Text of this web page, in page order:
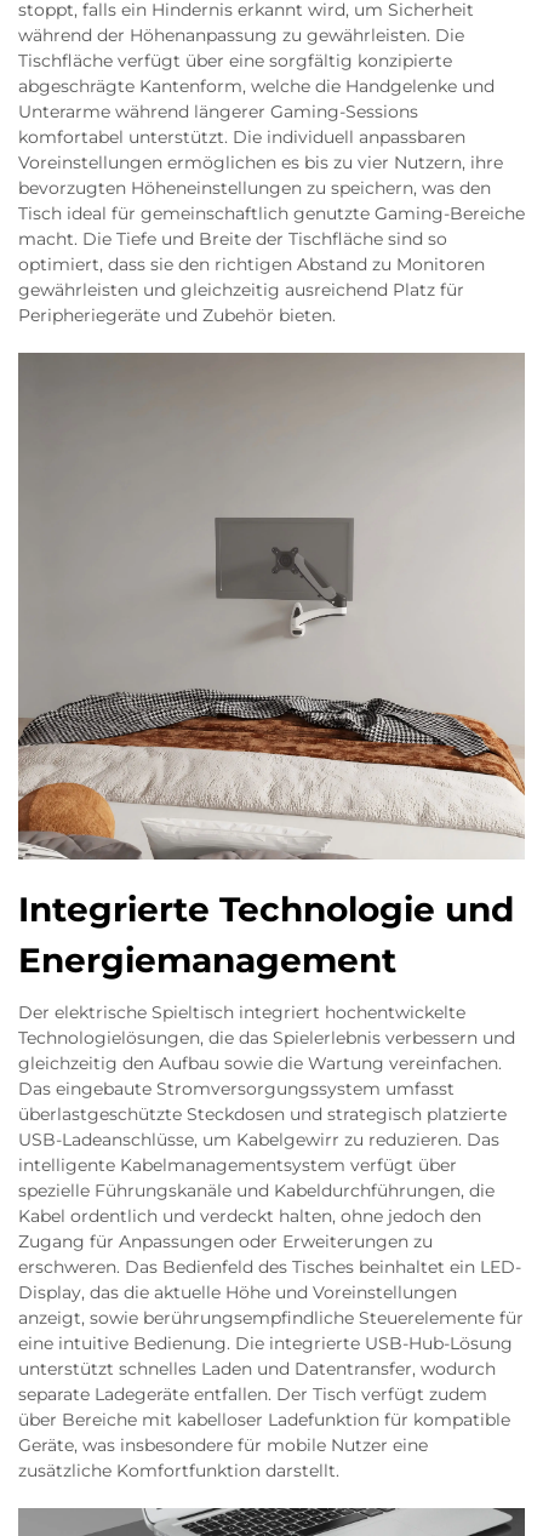
stoppt, falls ein Hindernis erkannt wird, um Sicherheit
während der Höhenanpassung zu gewährleisten. Die
Tischfläche verfügt über eine sorgfältig konzipierte
abgeschrägte Kantenform, welche die Handgelenke und
Unterarme während längerer Gaming-Sessions
komfortabel unterstützt. Die individuell anpassbaren
Voreinstellungen ermöglichen es bis zu vier Nutzern, ihre
bevorzugten Höheneinstellungen zu speichern, was den
Tisch ideal für gemeinschaftlich genutzte Gaming-Bereiche
macht. Die Tiefe und Breite der Tischfläche sind so
optimiert, dass sie den richtigen Abstand zu Monitoren
gewährleisten und gleichzeitig ausreichend Platz für
Peripheriegeräte und Zubehör bieten.
Integrierte Technologie und
Energiemanagement
Der elektrische Spieltisch integriert hochentwickelte
Technologielösungen, die das Spielerlebnis verbessern und
gleichzeitig den Aufbau sowie die Wartung vereinfachen.
Das eingebaute Stromversorgungssystem umfasst
überlastgeschützte Steckdosen und strategisch platzierte
USB-Ladeanschlüsse, um Kabelgewirr zu reduzieren. Das
intelligente Kabelmanagementsystem verfügt über
spezielle Führungskanäle und Kabeldurchführungen, die
Kabel ordentlich und verdeckt halten, ohne jedoch den
Zugang für Anpassungen oder Erweiterungen zu
erschweren. Das Bedienfeld des Tisches beinhaltet ein LED-
Display, das die aktuelle Höhe und Voreinstellungen
anzeigt, sowie berührungsempfindliche Steuerelemente für
eine intuitive Bedienung. Die integrierte USB-Hub-Lösung
unterstützt schnelles Laden und Datentransfer, wodurch
separate Ladegeräte entfallen. Der Tisch verfügt zudem
über Bereiche mit kabelloser Ladefunktion für kompatible
Geräte, was insbesondere für mobile Nutzer eine
zusätzliche Komfortfunktion darstellt.